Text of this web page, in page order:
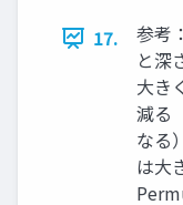
17.
参考
と深
大き
減る
なる
は大